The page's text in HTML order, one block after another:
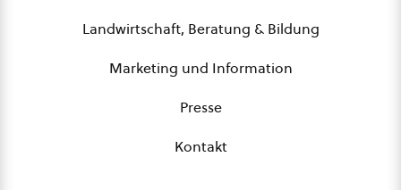
Landwirtschaft, Beratung & Bildung
Marketing und Information
Presse
Kontakt